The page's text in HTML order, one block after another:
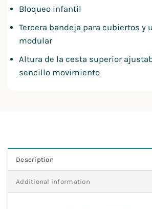
Bloqueo infantil
Tercera bandeja para cubiertos y
modular
Altura de la cesta superior
sencillo movimiento
Description
Additional information